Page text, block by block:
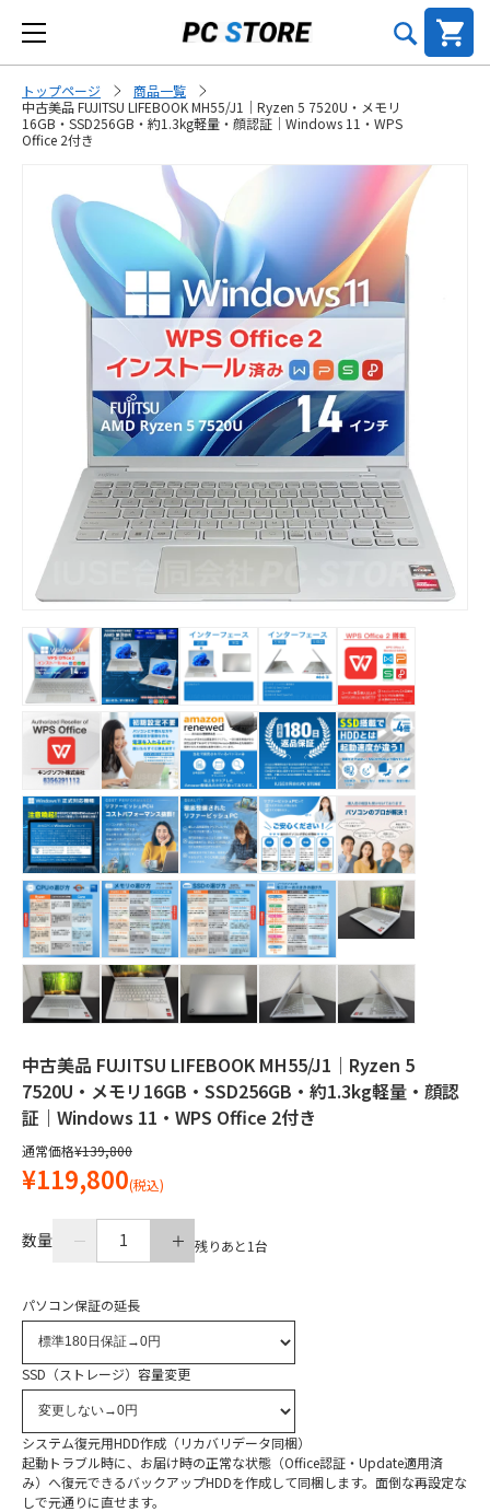
トップページ
商品一覧
中古美品 FUJITSU LIFEBOOK MH55/J1｜Ryzen 5 7520U・メモリ
16GB・SSD256GB・約1.3kg軽量・顔認証｜Windows 11・WPS
Office 2付き
中古美品 FUJITSU LIFEBOOK MH55/J1｜Ryzen 5
7520U・メモリ16GB・SSD256GB・約1.3kg軽量・顔認
証｜Windows 11・WPS Office 2付き
通常価格¥139,800
¥119,800(税込)
数量 1 残りあと1台
パソコン保証の延長
SSD（ストレージ）容量変更
システム復元用HDD作成（リカバリデータ同梱）
起動トラブル時に、お届け時の正常な状態（Office認証・Update適用済
み）へ復元できるバックアップHDDを作成して同梱します。面倒な再設定な
しで元通りに直せます。